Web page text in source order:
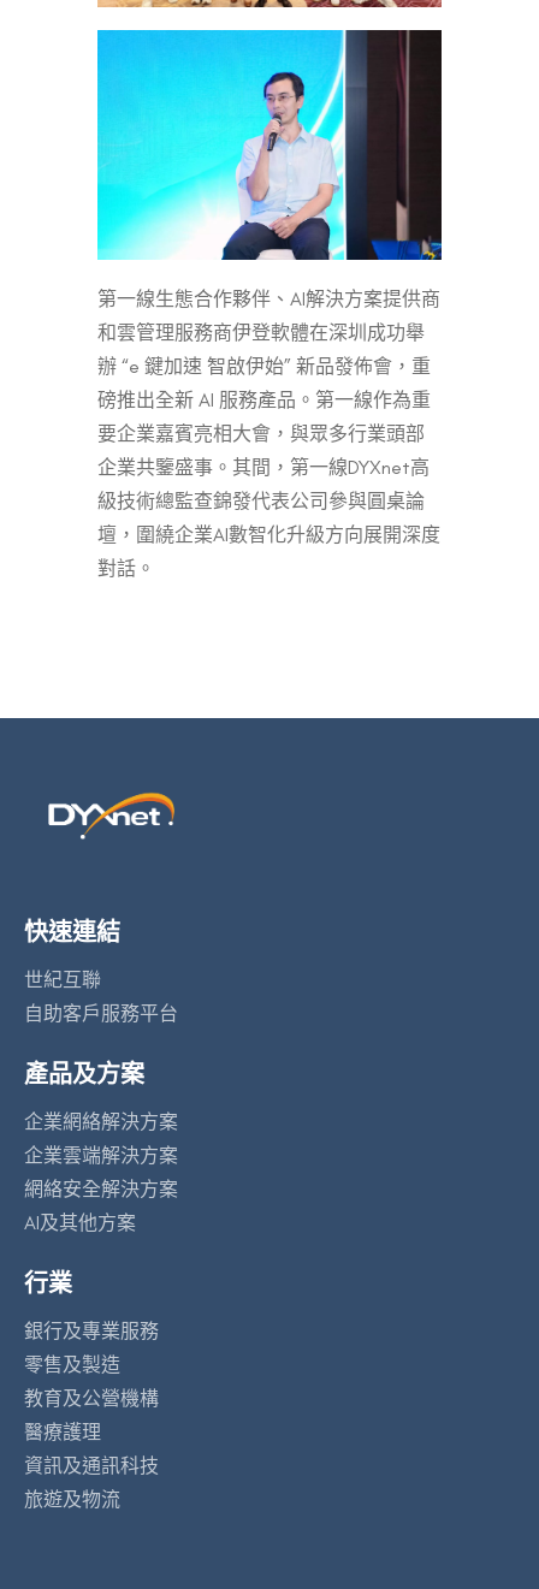
第一線生態合作夥伴、AI解決方案提供商
和雲管理服務商伊登軟體在深圳成功舉
辦 “e 鍵加速 智啟伊始” 新品發佈會，重
磅推出全新 AI 服務產品。第一線作為重
要企業嘉賓亮相大會，與眾多行業頭部
企業共鑒盛事。其間，第一線DYXnet高
級技術總監查錦發代表公司參與圓桌論
壇，圍繞企業AI數智化升級方向展開深度
對話。
快速連結
世紀互聯
自助客戶服務平台
產品及方案
企業網絡解決方案
企業雲端解決方案
網絡安全解決方案
AI及其他方案
行業
銀行及專業服務
零售及製造
教育及公營機構
醫療護理
資訊及通訊科技
旅遊及物流